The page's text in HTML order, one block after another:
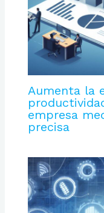
Aumenta la
empresa
precisa